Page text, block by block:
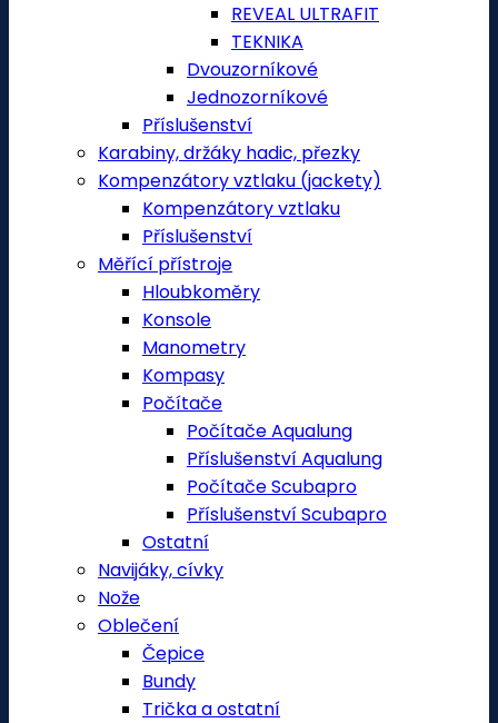
REVEAL ULTRAFIT
TEKNIKA
Dvouzorníkové
Jednozorníkové
Příslušenství
Karabiny, držáky hadic, přezky
Kompenzátory vztlaku (jackety)
Kompenzátory vztlaku
Příslušenství
Měřící přístroje
Hloubkoměry
Konsole
Manometry
Kompasy
Počítače
Počítače Aqualung
Příslušenství Aqualung
Počítače Scubapro
Příslušenství Scubapro
Ostatní
Navijáky, cívky
Nože
Oblečení
Čepice
Bundy
Trička a ostatní